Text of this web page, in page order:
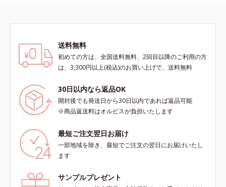
送料無料
初めての方は、全国送料無料、2回目以降のご利用の方
は、3,300円以上(税込)のお買い上げで、送料無料
30日以内なら返品OK
開封後でも発送日から30日以内であれば返品可能
※商品返送料はオルビスが負担いたします
最短ご注文翌日お届け
一部地域を除き、最短でご注文の翌日にお届けいたし
ます
サンプルプレゼント